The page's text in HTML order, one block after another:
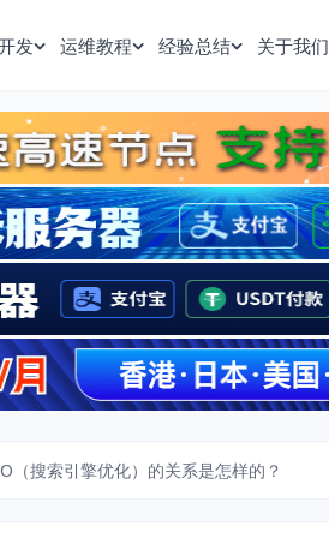
发 运维教程 经验总结 关于我们
（搜索引擎优化）的关系是怎样的？